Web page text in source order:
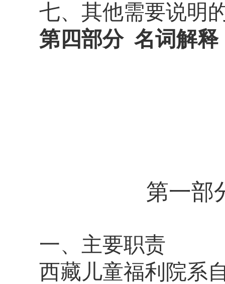
七、 其他需要说明
第四部分 名词解释
第一部
一、主要职责
西藏儿童福利院系